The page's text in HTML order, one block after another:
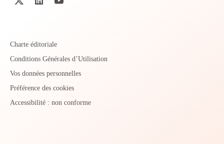
Charte éditoriale
Conditions Générales d’Utilisation
Vos données personnelles
Préférence des cookies
Accessibilité : non conforme